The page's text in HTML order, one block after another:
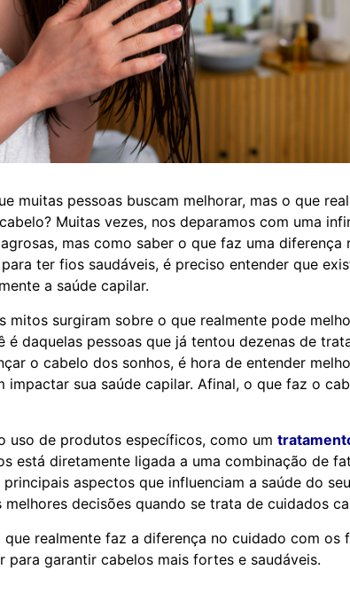
muitas pessoas buscam melhorar, mas o que
Muitas vezes, nos deparamos com uma
mas como saber o que faz uma diferença
ter fios saudáveis, é preciso entender que
a saúde capilar.
mitos surgiram sobre o que realmente pode
é daquelas pessoas que já tentou dezenas de
o cabelo dos sonhos, é hora de entender
impactar sua saúde capilar. Afinal, o que faz o
uso de produtos específicos, como um
está diretamente ligada a uma combinação de
aspectos que influenciam a saúde do
decisões quando se trata de cuidados
realmente faz a diferença no cuidado com os
para garantir cabelos mais fortes e saudáveis.